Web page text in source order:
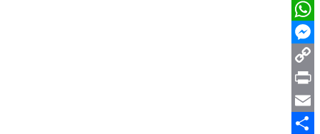
Telegram
WhatsApp
Messenger
Copy
Link
Print
Email